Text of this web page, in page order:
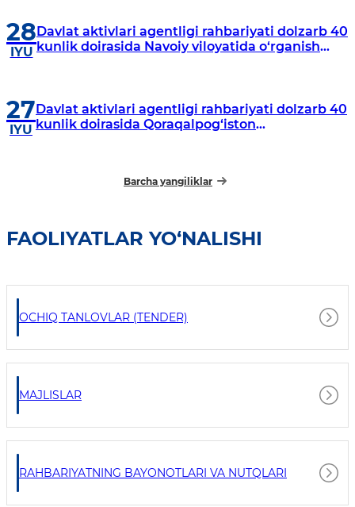
28
IYU
Davlat aktivlari agentligi rahbariyati dolzarb 40
kunlik doirasida Navoiy viloyatida o‘rganish
27
IYU
Davlat aktivlari agentligi rahbariyati dolzarb 40
kunlik doirasida Qoraqalpog‘iston
Barcha yangiliklar
FAOLIYATLAR YO‘NALISHI
OCHIQ TANLOVLAR (TENDER)
MAJLISLAR
RAHBARIYATNING BAYONOTLARI VA NUTQLARI